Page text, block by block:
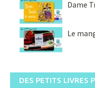
Dame
Le
DES PETITS LIVRES